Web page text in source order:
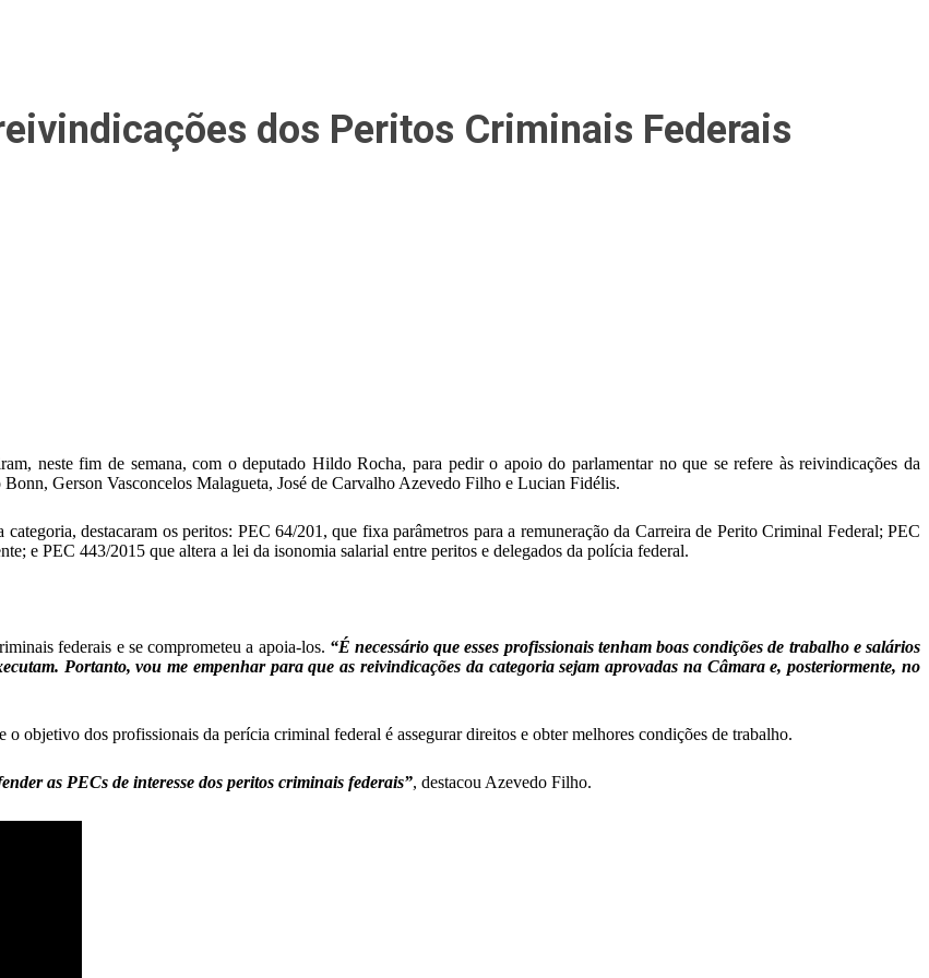
dos Peritos Criminais Federais
neste fim de semana, com o deputado Hildo Rocha, para pedir o apoio do parlamentar no que se refere às reivindicações da
Gerson Vasconcelos Malagueta, José de Carvalho Azevedo Filho e Lucian Fidélis.
destacaram os peritos: PEC 64/201, que fixa parâmetros para a remuneração da Carreira de Perito Criminal Federal; PEC
e PEC 443/2015 que altera a lei da isonomia salarial entre peritos e delegados da polícia federal.
federais e se comprometeu a apoia-los. “É necessário que esses profissionais tenham boas condições de trabalho e salários
Portanto, vou me empenhar para que as reivindicações da categoria sejam aprovadas na Câmara e, posteriormente, no
objetivo dos profissionais da perícia criminal federal é assegurar direitos e obter melhores condições de trabalho.
as PECs de interesse dos peritos criminais federais”, destacou Azevedo Filho.